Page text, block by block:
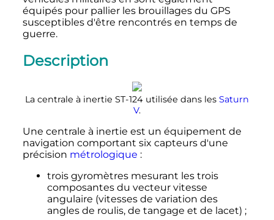
équipés pour pallier les brouillages du GPS
susceptibles d'être rencontrés en temps de
guerre.
Description
La centrale à inertie ST-124 utilisée dans les Saturn
V.
Une centrale à inertie est un équipement de
navigation comportant six capteurs d'une
précision métrologique :
trois gyromètres mesurant les trois
composantes du vecteur vitesse
angulaire (vitesses de variation des
angles de roulis, de tangage et de lacet) ;